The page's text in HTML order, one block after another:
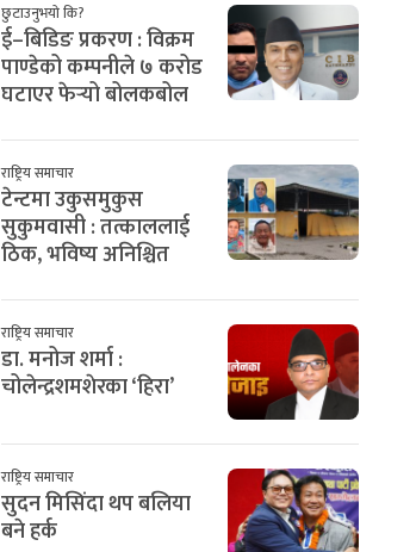
छुटाउनुभयो कि?
ई–बिडिङ प्रकरण : विक्रम
पाण्डेको कम्पनीले ७ करोड
घटाएर फेर्‍यो बोलकबोल
राष्ट्रिय समाचार
टेन्टमा उकुसमुकुस
सुकुमवासी : तत्काललाई
ठिक, भविष्य अनिश्चित
राष्ट्रिय समाचार
डा. मनोज शर्मा :
चोलेन्द्रशमशेरका ‘हिरा’
राष्ट्रिय समाचार
सुदन मिसिंदा थप बलिया
बने हर्क